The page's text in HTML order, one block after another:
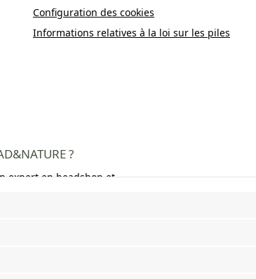
Configuration des cookies
Informations relatives à la loi sur les piles
?
expert en headshop et